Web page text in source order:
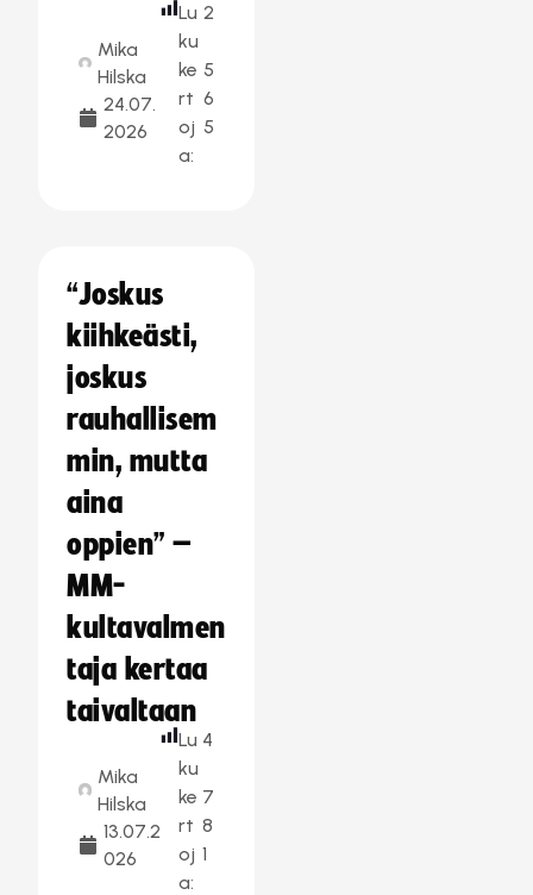
Mika
Hilska
24.07.
2026
Lu
ku
ke
rt
oj
a:
2
5
6
5
“Joskus
kiihkeästi,
joskus
rauhallisem
min, mutta
aina
oppien” –
MM-
kultavalmen
taja kertaa
taivaltaan
Mika
Hilska
13.07.2
026
Lu
ku
ke
rt
oj
a:
4
7
8
1